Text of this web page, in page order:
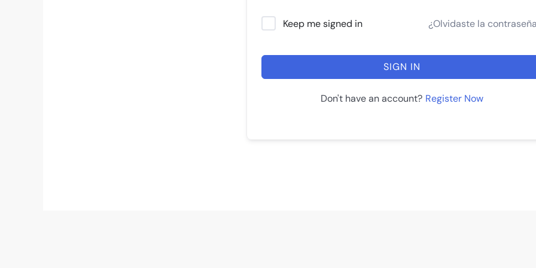
Keep me signed in ¿Olvidaste la
SIGN IN
Don't have an account? Register Now